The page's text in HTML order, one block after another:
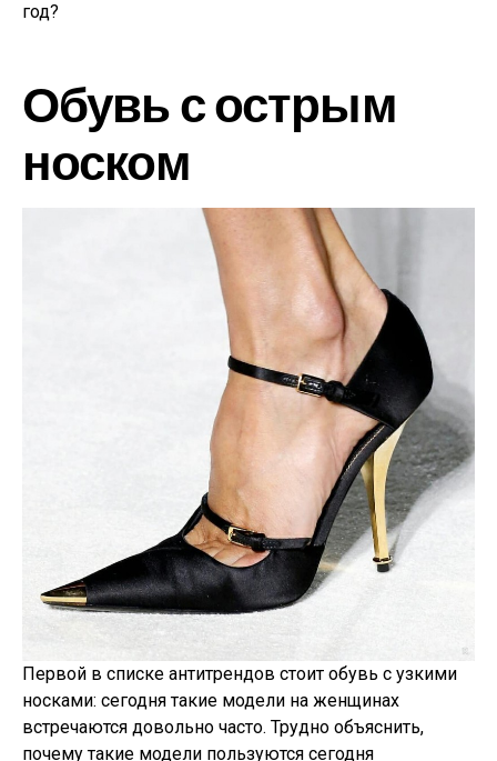
год?
Обувь с острым
носком
Первой в списке антитрендов стоит обувь с узкими
носками: сегодня такие модели на женщинах
встречаются довольно часто. Трудно объяснить,
почему такие модели пользуются сегодня